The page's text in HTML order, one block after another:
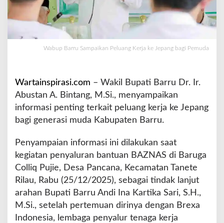
P
e
u
K
e
r
j
e
J
e
p
n
g
b
Wabup Barru Sampaikan Peluang Kerja ke Jepang bagi Pemuda
Wartainspirasi.com – Wakil Bupati Barru Dr. Ir.
Abustan A. Bintang, M.Si., menyampaikan
informasi penting terkait peluang kerja ke Jepang
bagi generasi muda Kabupaten Barru.
Penyampaian informasi ini dilakukan saat
kegiatan penyaluran bantuan BAZNAS di Baruga
Colliq Pujie, Desa Pancana, Kecamatan Tanete
Rilau, Rabu (25/12/2025), sebagai tindak lanjut
arahan Bupati Barru Andi Ina Kartika Sari, S.H.,
M.Si., setelah pertemuan dirinya dengan Brexa
Indonesia, lembaga penyalur tenaga kerja